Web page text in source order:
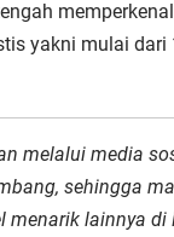
yakni mulai dari
melalui media
sehingga
menarik lainnya